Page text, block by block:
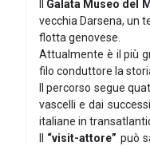
Galata Museo del
vecchia Darsena, un
flotta genovese.
Attualmente è il più
filo conduttore la
Il percorso segue
vascelli e dai
italiane in
“visit-attore” può